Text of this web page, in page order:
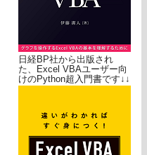
日経BP社から出版され
た、Excel VBAユーザー向
けのPython超入門書です↓↓